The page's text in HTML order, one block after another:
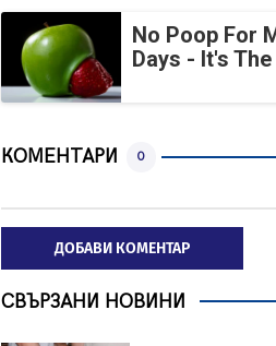
No Poop For
Days - It's
КОМЕНТАРИ 0
ДОБАВИ КОМЕНТАР
СВЪРЗАНИ НОВИНИ